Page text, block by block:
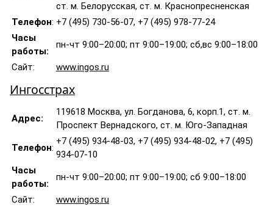
ст. м. Белорусская, ст. м. Краснопресненская
Телефон: +7 (495) 730-56-07, +7 (495) 978-77-24
Часы
работы:
пн-чт 9:00–20:00; пт 9:00–19:00; сб,вс 9:00–18:00
Сайт: www.ingos.ru
Ингосстрах
Адрес:
119618 Москва, ул. Богданова, 6, корп.1, ст. м.
Проспект Вернадского, ст. м. Юго-Западная
Телефон:
+7 (495) 934-48-03, +7 (495) 934-48-02, +7 (495)
934-07-10
Часы
работы:
пн-чт 9:00–20:00; пт 9:00–19:00; сб 9:00–18:00
Сайт: www.ingos.ru